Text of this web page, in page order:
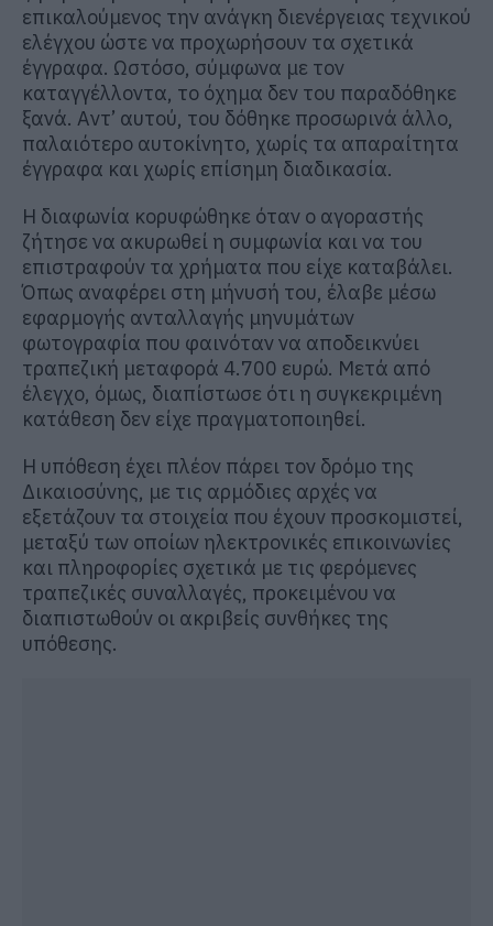
επικαλούμενος την ανάγκη διενέργειας τεχνικού
ελέγχου ώστε να προχωρήσουν τα σχετικά
έγγραφα. Ωστόσο, σύμφωνα με τον
καταγγέλλοντα, το όχημα δεν του παραδόθηκε
ξανά. Αντ’ αυτού, του δόθηκε προσωρινά άλλο,
παλαιότερο αυτοκίνητο, χωρίς τα απαραίτητα
έγγραφα και χωρίς επίσημη διαδικασία.
Η διαφωνία κορυφώθηκε όταν ο αγοραστής
ζήτησε να ακυρωθεί η συμφωνία και να του
επιστραφούν τα χρήματα που είχε καταβάλει.
Όπως αναφέρει στη μήνυσή του, έλαβε μέσω
εφαρμογής ανταλλαγής μηνυμάτων
φωτογραφία που φαινόταν να αποδεικνύει
τραπεζική μεταφορά 4.700 ευρώ. Μετά από
έλεγχο, όμως, διαπίστωσε ότι η συγκεκριμένη
κατάθεση δεν είχε πραγματοποιηθεί.
Η υπόθεση έχει πλέον πάρει τον δρόμο της
Δικαιοσύνης, με τις αρμόδιες αρχές να
εξετάζουν τα στοιχεία που έχουν προσκομιστεί,
μεταξύ των οποίων ηλεκτρονικές επικοινωνίες
και πληροφορίες σχετικά με τις φερόμενες
τραπεζικές συναλλαγές, προκειμένου να
διαπιστωθούν οι ακριβείς συνθήκες της
υπόθεσης.